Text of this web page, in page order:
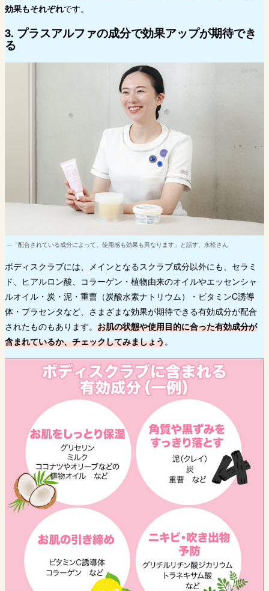
効果もそれぞれです。
3. プラスアルファの成分で効果アップが期待でき
る
「配合されている成分によって、使用感も効果も異なります」と話す、永松さん
ボディスクラブには、メインとなるスクラブ成分以外にも、セラミ
ド、ヒアルロン酸、コラーゲン・植物由来のオイルやエッセンシャ
ルオイル・炭・泥・重曹（炭酸水素ナトリウム）・ビタミンC誘導
体・プラセンタなど、さまざまな効果が期待できる有効成分が配合
されたものもあります。 お肌の状態や使用目的に合った有効成分が
含まれているか、チェックしてみましょう。